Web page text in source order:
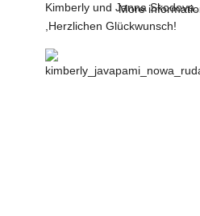
Kimberly und Janna
,Herzlichen Glückwunsch!
More